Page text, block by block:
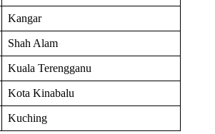
Kangar
Shah Alam
Kuala Terengganu
Kota Kinabalu
Kuching